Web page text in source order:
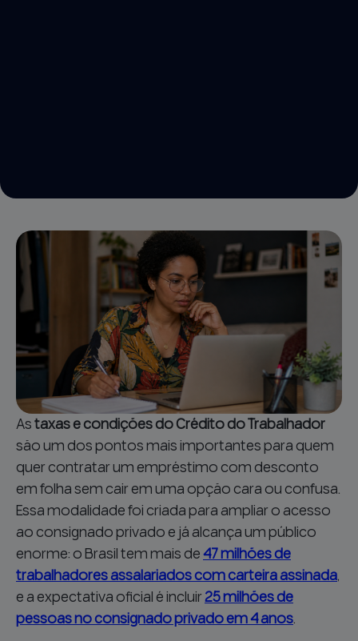
Astaxas e condições do Crédito do Trabalhador
são um dos pontos mais importantes para quem
quer contratar um empréstimo com desconto
em folha sem cair em uma opção cara ou confusa.
Essa modalidade foi criada para ampliar o acesso
ao consignado privado e já alcança um público
enorme: o Brasil tem mais de47 milhões de
trabalhadores assalariados com carteira assinada,
e a expectativa oficial é incluir25 milhões de
pessoas no consignado privado em 4 anos.